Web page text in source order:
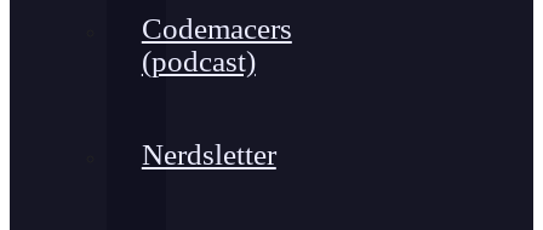
Codemacers
(podcast)
Nerdsletter